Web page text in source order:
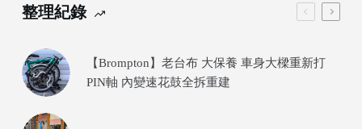
整理紀錄
【Brompton】老台布 大保養 車身大樑重新打
PIN軸 內變速花鼓全拆重建